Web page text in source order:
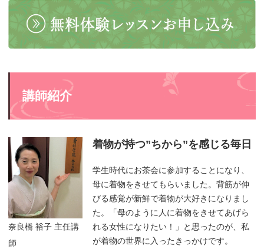
講師紹介
奈良橋 裕子 主任講
師
着物が持つ”ちから”を感じる毎日
学生時代にお茶会に参加することになり、
母に着物をきせてもらいました。背筋が伸
びる感覚が新鮮で着物が大好きになりまし
た。「母のように人に着物をきせてあげら
れる女性になりたい！」と思ったのが、私
が着物の世界に入ったきっかけです。